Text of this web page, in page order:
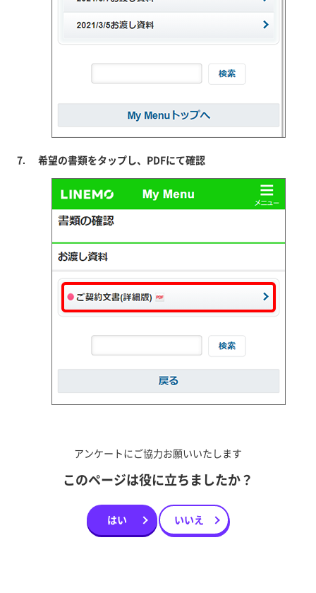
希望の書類をタップし、PDFにて確認
アンケートにご協力お願いいたします
このページは役に立ちましたか？
はい いいえ